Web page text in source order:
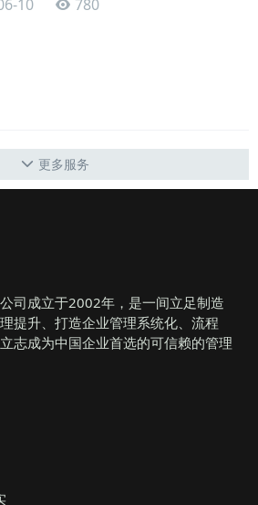
10 780
更多服务
司成立于2002年，是一间立足制造
提升、打造企业管理系统化、流程
志成为中国企业首选的可信赖的管理